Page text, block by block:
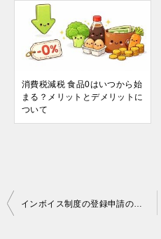
消費税減税 食品0はいつから始
まる？メリットとデメリットに
ついて
投
インボイス制度の登録申請のやり方！無関係の業種や個人事業主に抜け道はある？